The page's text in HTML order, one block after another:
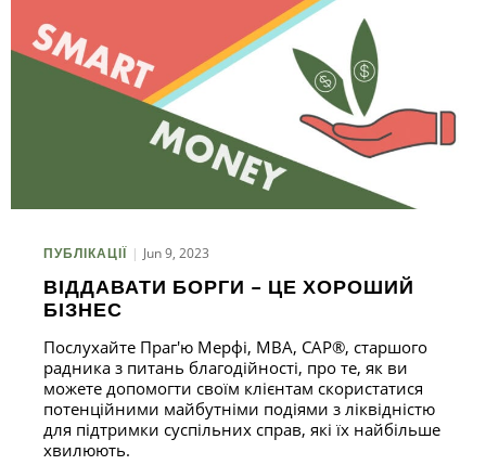
ПУБЛІКАЦІЇ Jun 9, 2023
ВІДДАВАТИ БОРГИ – ЦЕ ХОРОШИЙ
БІЗНЕС
Послухайте Праг'ю Мерфі, MBA, CAP®, старшого
радника з питань благодійності, про те, як ви
можете допомогти своїм клієнтам скористатися
потенційними майбутніми подіями з ліквідністю
для підтримки суспільних справ, які їх найбільше
хвилюють.